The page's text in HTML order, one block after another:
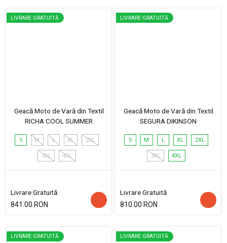
LIVRARE GRATUITĂ
Geacă Moto de Vară din Textil
RICHA COOL SUMMER
S M L XL 2XL
3XL 4XL
Livrare Gratuită
841.00 RON
LIVRARE GRATUITĂ
Geacă Moto de Vară din Textil
SEGURA DIKINSON
S M L XL 2XL
3XL 4XL
Livrare Gratuită
810.00 RON
LIVRARE GRATUITĂ LIVRARE GRATUITĂ